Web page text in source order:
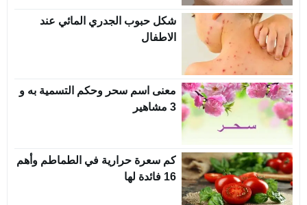
شكل حبوب الجدري المائي عند
الاطفال
معنى اسم سحر وحكم التسمية به و
3 مشاهير
كم سعرة حرارية في الطماطم وأهم
16 فائدة لها